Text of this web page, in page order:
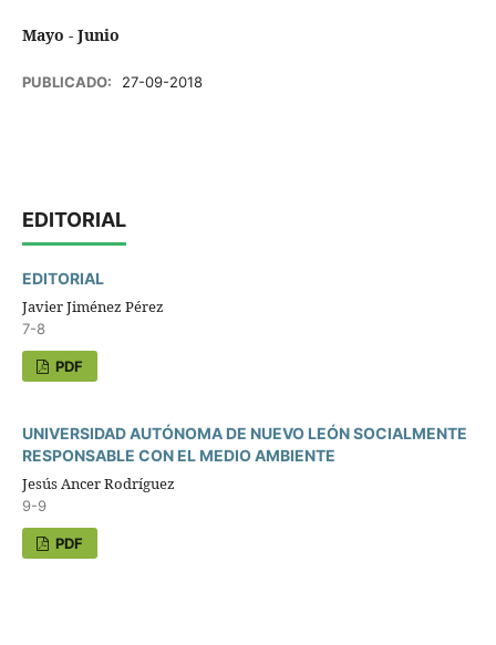
Mayo - Junio
PUBLICADO: 27-09-2018
EDITORIAL
EDITORIAL
Javier Jiménez Pérez
7-8
PDF
UNIVERSIDAD AUTÓNOMA DE NUEVO LEÓN SOCIALMENTE
RESPONSABLE CON EL MEDIO AMBIENTE
Jesús Ancer Rodríguez
9-9
PDF